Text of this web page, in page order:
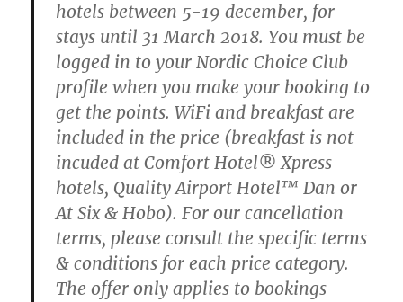
hotels between 5-19 december, for
stays until 31 March 2018. You must be
logged in to your Nordic Choice Club
profile when you make your booking to
get the points. WiFi and breakfast are
included in the price (breakfast is not
incuded at Comfort Hotel® Xpress
hotels, Quality Airport Hotel™ Dan or
At Six & Hobo). For our cancellation
terms, please consult the specific terms
& conditions for each price category.
The offer only applies to bookings